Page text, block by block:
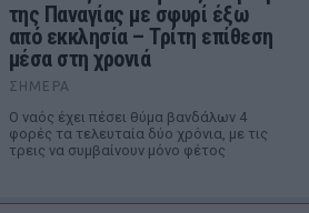
της Παναγίας με σφυρί έξω
από εκκλησία – Τρίτη επίθεση
μέσα στη χρονιά
ΣΉΜΕΡΑ
Ο ναός έχει πέσει θύμα βανδάλων 4
φορές τα τελευταία δύο χρόνια, με τις
τρεις να συμβαίνουν μόνο φέτος